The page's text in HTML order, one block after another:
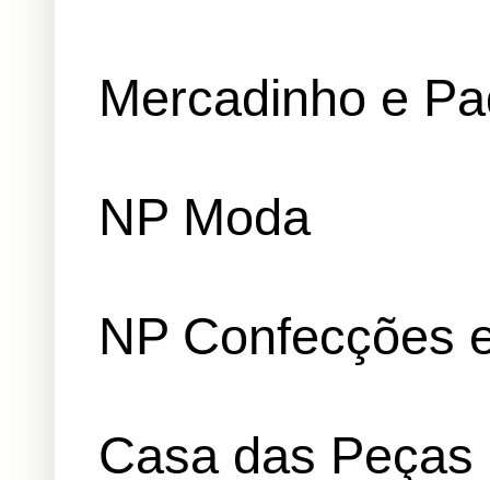
Mercadinho e
NP Moda
NP Confecções
Casa das Peças